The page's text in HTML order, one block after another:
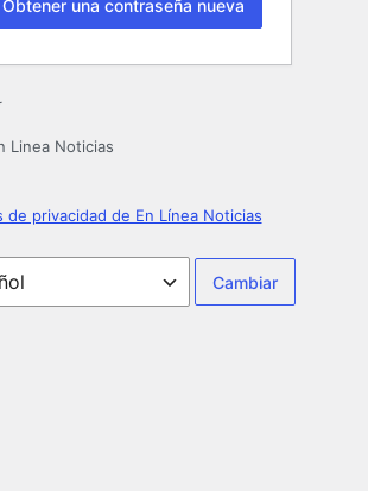
Linea Noticias
de privacidad de En Línea Noticias